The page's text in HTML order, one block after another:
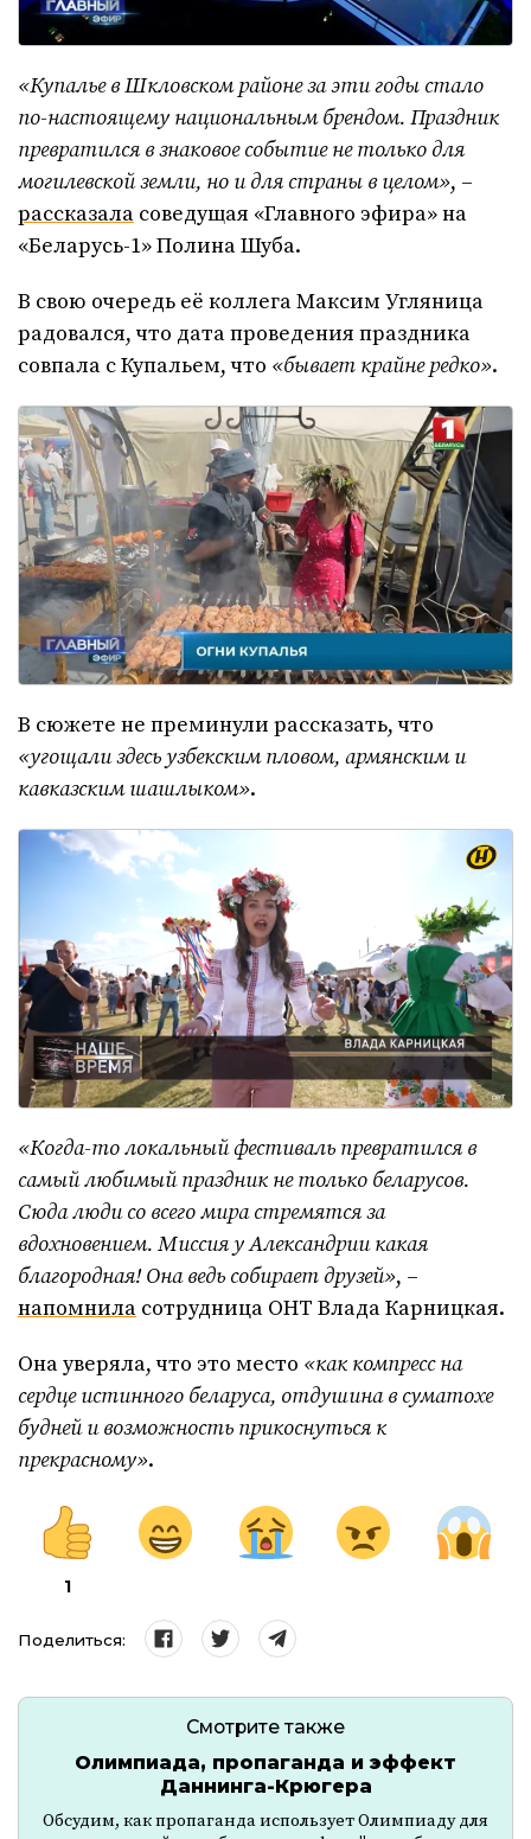
«Купалье в Шкловском районе за эти годы стало
по-настоящему национальным брендом. Праздник
превратился в знаковое событие не только для
могилевской земли, но и для страны в целом», –
рассказала соведущая «Главного эфира» на
«Беларусь-1» Полина Шуба.
В свою очередь её коллега Максим Угляница
радовался, что дата проведения праздника
совпала с Купальем, что «бывает крайне редко».
В сюжете не преминули рассказать, что
«угощали здесь узбекским пловом, армянским и
кавказским шашлыком».
«Когда-то локальный фестиваль превратился в
самый любимый праздник не только беларусов.
Сюда люди со всего мира стремятся за
вдохновением. Миссия у Александрии какая
благородная! Она ведь собирает друзей», –
напомнила сотрудница ОНТ Влада Карницкая.
Она уверяла, что это место «как компресс на
сердце истинного беларуса, отдушина в суматохе
будней и возможность прикоснуться к
прекрасному».
1
Поделиться:
Смотрите также
Олимпиада, пропаганда и эффект
Даннинга-Крюгера
Обсудим, как пропаганда использует Олимпиаду для